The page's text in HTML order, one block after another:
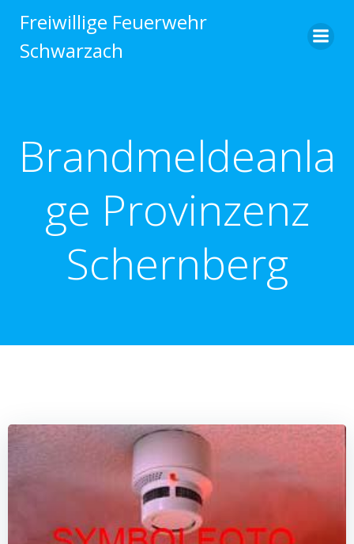
Inhalt
Freiwillige Feuerwehr
Schwarzach
Brandmeldeanla
ge Provinzenz
Schernberg